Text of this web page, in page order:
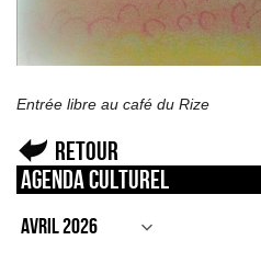
Entrée libre au café du Rize
Retour
Agenda culturel